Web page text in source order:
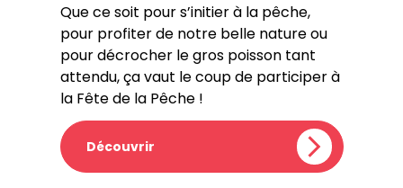
Que ce soit pour s’initier à la pêche,
pour profiter de notre belle nature ou
pour décrocher le gros poisson tant
attendu, ça vaut le coup de participer à
la Fête de la Pêche !
Découvrir